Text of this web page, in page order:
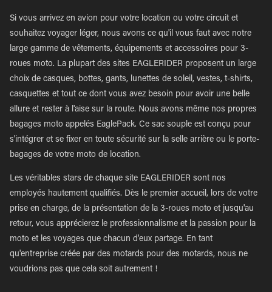
Si vous arrivez en avion pour votre location ou votre circuit et
souhaitez voyager léger, nous avons ce qu'il vous faut avec notre
large gamme de vêtements, équipements et accessoires pour 3-
roues moto. La plupart des sites EAGLERIDER proposent un large
choix de casques, bottes, gants, lunettes de soleil, vestes, t-shirts,
casquettes et tout ce dont vous avez besoin pour avoir une belle
allure et rester à l'aise sur la route. Nous avons même nos propres
bagages moto appelés EaglePack. Ce sac souple est conçu pour
s'intégrer et se fixer en toute sécurité sur la selle arrière ou le porte-
bagages de votre moto de location.
Les véritables stars de chaque site EAGLERIDER sont nos
employés hautement qualifiés. Dès le premier accueil, lors de votre
prise en charge, de la présentation de la 3-roues moto et jusqu'au
retour, vous apprécierez le professionnalisme et la passion pour la
moto et les voyages que chacun d'eux partage. En tant
qu'entreprise créée par des motards pour des motards, nous ne
voudrions pas que cela soit autrement !